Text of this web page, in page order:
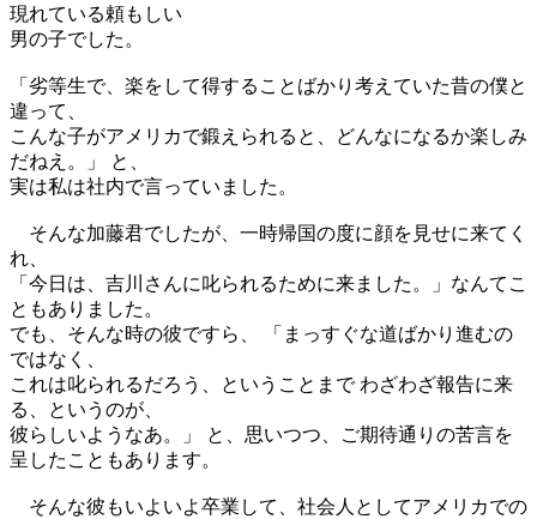
現れている頼もしい
男の子でした。
「劣等生で、楽をして得することばかり考えていた昔の僕と
違って、
こんな子がアメリカで鍛えられると、どんなになるか楽しみ
だねえ。」 と、
実は私は社内で言っていました。
そんな加藤君でしたが、一時帰国の度に顔を見せに来てく
れ、
「今日は、吉川さんに叱られるために来ました。」なんてこ
ともありました。
でも、そんな時の彼ですら、 「まっすぐな道ばかり進むの
ではなく、
これは叱られるだろう、
ということまで わざわざ報告に来
る、というのが、
彼らしいようなあ。」 と、思いつつ、
ご期待通りの苦言を
呈したこともあります。
そんな彼もいよいよ卒業して、社会人としてアメリカでの